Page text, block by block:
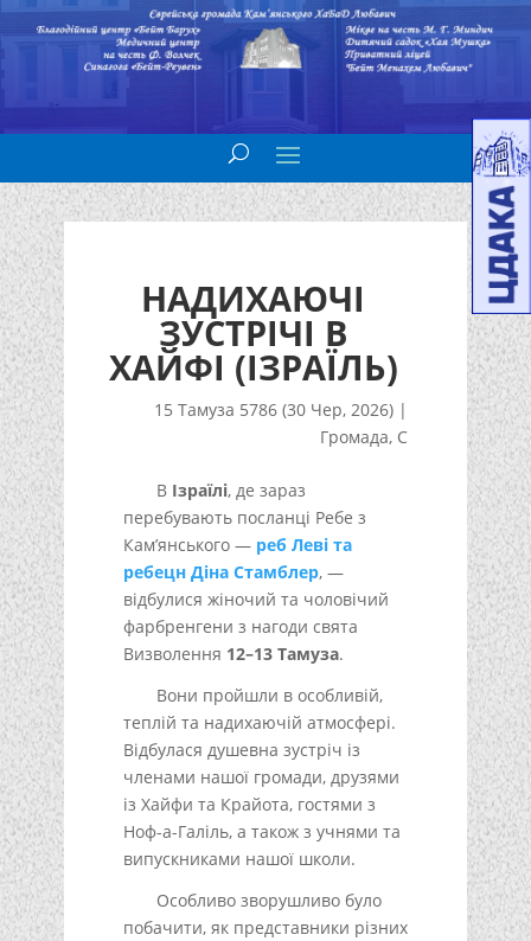
НАДИХАЮЧІ
ЗУСТРІЧІ В
ХАЙФІ (ІЗРАЇЛЬ)
15 Тамуза 5786 (30 Чер, 2026) |
Громада, С
ВІзраїлі, де зараз
перебувають посланці Ребе з
Кам’янського — реб Леві та
ребецн Діна Стамблер, —
відбулися жіночий та чоловічий
фарбренгени з нагоди свята
Визволення 12–13 Тамуза.
Вони пройшли в особливій,
теплій та надихаючій атмосфері.
Відбулася душевна зустріч із
членами нашої громади, друзями
із Хайфи та Крайота, гостями з
Ноф-а-Галіль, а також з учнями та
випускниками нашої школи.
Особливо зворушливо було
побачити, як представники різних